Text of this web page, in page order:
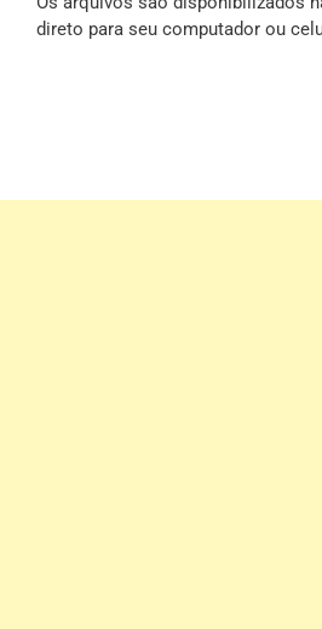
direto para seu computador ou